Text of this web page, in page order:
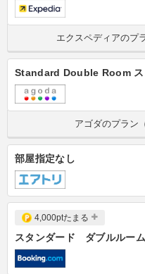
エクスペディアのプ
Standard Double Room ス
アゴダのプラン
部屋指定なし
4,000ptたまる
スタンダード ダブルルーム